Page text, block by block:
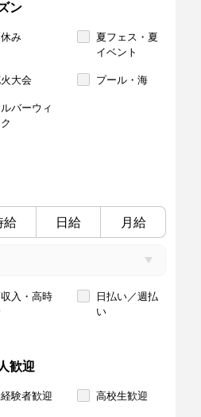
ン
み
夏フェス・夏
イベント
大会 プール・海
バーウィ
給 日給 月給
入・高時
日払い／週払
い
歓迎
験者歓迎 高校生歓迎